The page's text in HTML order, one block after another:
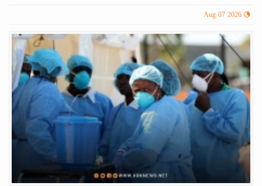
Aug 07 2026